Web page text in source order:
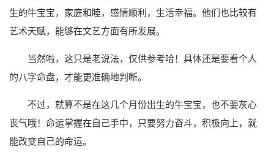
生的牛宝宝，家庭和睦，感情顺利，生活幸福。他们也比较有
艺术天赋，能够在文艺方面有所发展。
当然啦，这只是老说法，仅供参考哈！具体还是要看个人
的八字命盘，才能更准确地判断。
不过，就算不是在这几个月份出生的牛宝宝，也不要灰心
丧气哦！命运掌握在自己手中，只要努力奋斗，积极向上，就
能改变自己的命运。